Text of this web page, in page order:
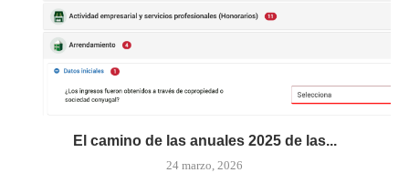
El camino de las anuales 2025 de las...
24 marzo, 2026